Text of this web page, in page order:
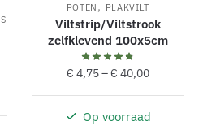
POTEN , PLAKVILT
Viltstrip/Viltstrook
zelfklevend 100x5cm
€ 4,75–€ 40,00
Op voorraad